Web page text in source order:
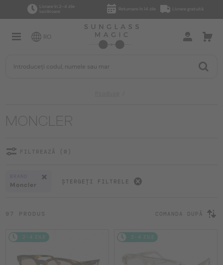
Livrare în 2–4 zile
lucrătoare
Returnare în 14 zile Livrare gratuită
RO
MONCLER
FILTREAZĂ (0)
Moncler ȘTERGEȚI FILTRELE
97 PRODUS COMANDA DUPĂ
2-4 ZILE 2-4 ZILE